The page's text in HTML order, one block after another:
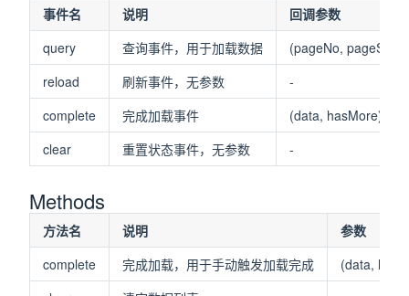
事件名 说明
回调参数
query
查询事件，用于加载数据
(pageNo, pageSize)
reload
刷新事件，无参数
-
complete
完成加载事件
(data, hasMore)
clear
重置状态事件，无参数 -
Methods
方法名 说明
参数
complete
完成加载，用于手动触发加载完成
(data,